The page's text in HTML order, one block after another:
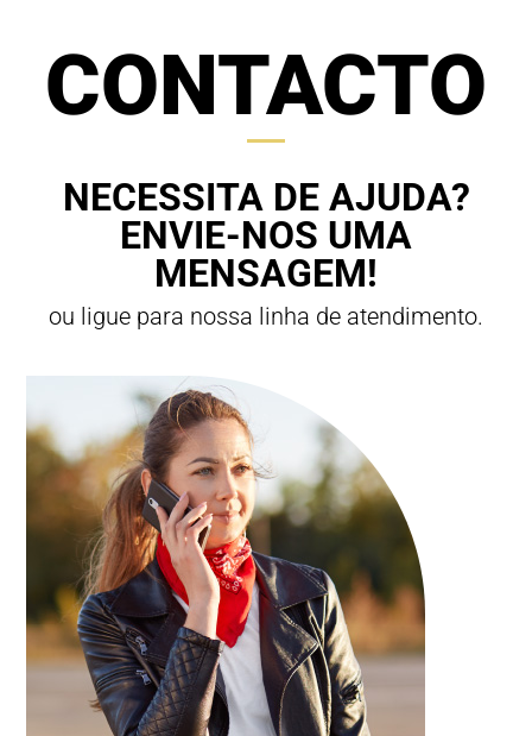
CONTACTO
NECESSITA DE AJUDA?
ENVIE-NOS UMA
MENSAGEM!
ou ligue para nossa linha de atendimento.